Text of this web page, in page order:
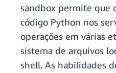
sandbox permite que
código Python nos
operações em várias
sistema de arquivos
shell. As habilidades